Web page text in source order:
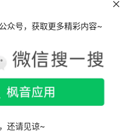
一款专为游戏开发者设计的
星露谷物语》就需要XNA
大地促进了游戏开发的效
众号，获取更多精彩内容~
还请见谅~